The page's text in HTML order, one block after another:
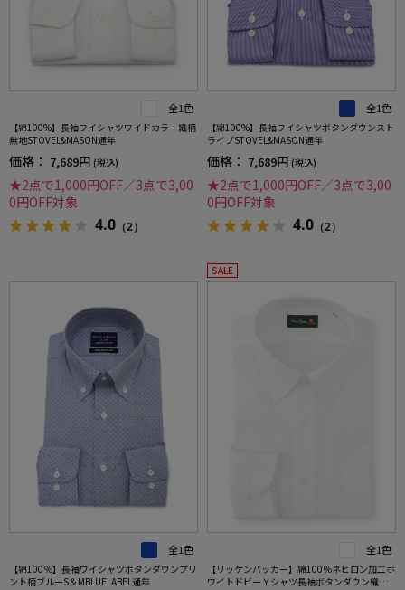
全1色
【綿100%】長袖ワイシャツワイドカラー織柄
無地STOVEL&MASON通年
価格： 7,689円 (税込)
★2点で1,000円OFF／3点で3,00
0円OFF対象
4.0 （2）
全1色
【綿100%】長袖ワイシャツボタンダウンスト
ライプSTOVEL&MASON通年
価格： 7,689円 (税込)
★2点で1,000円OFF／3点で3,00
0円OFF対象
4.0 （2）
全1色
【綿100％】長袖ワイシャツボタンダウンプリ
ント柄ブルーS＆MBLUELABEL通年
SALE
全1色
【リッケンバッカー】綿100％ネビロン加工ホ
ワイトドビーＹシャツ長袖ボタンダウン織柄